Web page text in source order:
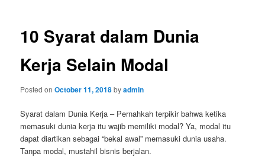
10 Syarat dalam Dunia
Kerja Selain Modal
Posted onOctober 11, 2018byadmin
Syarat dalam Dunia Kerja – Pernahkah terpikir bahwa ketika
memasuki dunia kerja itu wajib memiliki modal? Ya, modal itu
dapat diartikan sebagai “bekal awal” memasuki dunia usaha.
Tanpa modal, mustahil bisnis berjalan.